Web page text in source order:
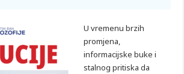
U vremenu brzih
promjena,
informacijske buke i
stalnog pritiska da